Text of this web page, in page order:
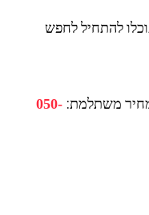
להתחיל לחפש
משתלמת: 050-